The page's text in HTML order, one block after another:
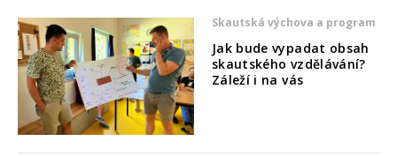
Skautská výchova a program
Jak bude vypadat obsah
skautského vzdělávání?
Záleží i na vás